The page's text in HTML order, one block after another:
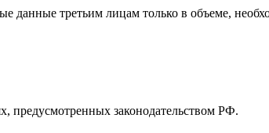
данные третьим лицам только в объеме,
предусмотренных законодательством РФ.